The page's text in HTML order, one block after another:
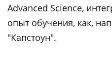
Advanced Science,
опыт обучения, как,
"Капстоун".